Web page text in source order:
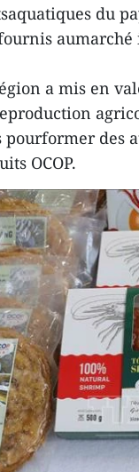
du
a mis en
des
OCOP.